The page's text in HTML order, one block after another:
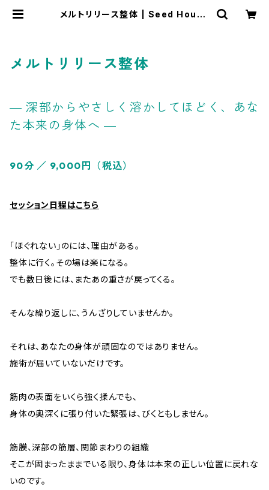
メルトリリース整体 | Seed House
メルトリリース整体
― 深部からやさしく溶かしてほどく、あな
た本来の身体へ ―
90分 ／ 9,000円（税込）
セッション日程はこちら
「ほぐれない」のには、理由がある。
整体に行く。その場は楽になる。
でも数日後には、またあの重さが戻ってくる。
そんな繰り返しに、うんざりしていませんか。
それは、あなたの身体が頑固なのではありません。
施術が届いていないだけです。
筋肉の表面をいくら強く揉んでも、
身体の奥深くに張り付いた緊張は、びくともしません。
筋膜、深部の筋層、関節まわりの組織――
そこが固まったままでいる限り、身体は本来の正しい位置に戻れな
いのです。